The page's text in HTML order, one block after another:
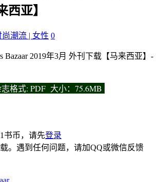
西亚】
尚潮流 | 女性 0
格式: PDF 大小：75.6MB
1 书币，请先登录
。遇到任何问题，请加QQ或微信反馈